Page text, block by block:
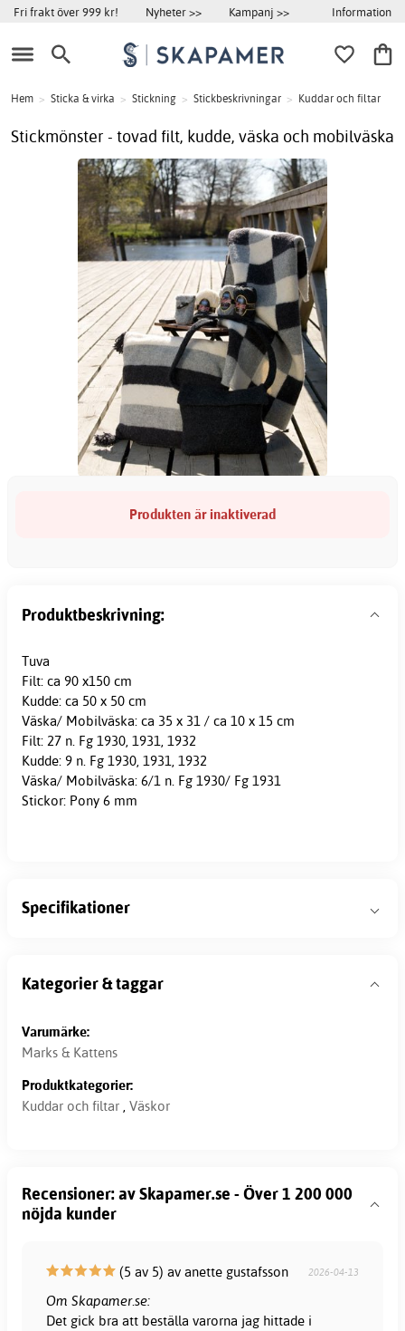
Fri frakt över 999 kr! Nyheter >> Kampanj >> Information
Hem > Sticka & virka > Stickning > Stickbeskrivningar > Kuddar och filtar
Stickmönster - tovad filt, kudde, väska och mobilväska
Produkten är inaktiverad
Produktbeskrivning:
Tuva
Filt: ca 90 x150 cm
Kudde: ca 50 x 50 cm
Väska/ Mobilväska: ca 35 x 31 / ca 10 x 15 cm
Filt: 27 n. Fg 1930, 1931, 1932
Kudde: 9 n. Fg 1930, 1931, 1932
Väska/ Mobilväska: 6/1 n. Fg 1930/ Fg 1931
Stickor: Pony 6 mm
Specifikationer
Kategorier & taggar
Varumärke:
Marks & Kattens
Produktkategorier:
Kuddar och filtar , Väskor
Recensioner: av Skapamer.se - Över 1 200 000
nöjda kunder
(5 av 5) av anette gustafsson 2026-04-13
Om Skapamer.se:
Det gick bra att beställa varorna jag hittade i